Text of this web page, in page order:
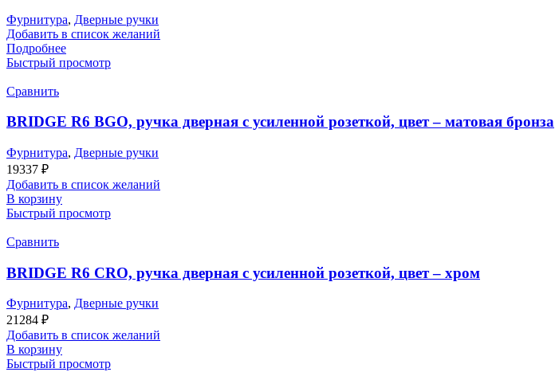
Фурнитура, Дверные ручки
Добавить в список желаний
Подробнее
Быстрый просмотр
Сравнить
BRIDGE R6 BGO, ручка дверная с усиленной розеткой, цвет – матовая бронза
Фурнитура, Дверные ручки
19337 ₽
Добавить в список желаний
В корзину
Быстрый просмотр
Сравнить
BRIDGE R6 CRO, ручка дверная с усиленной розеткой, цвет – хром
Фурнитура, Дверные ручки
21284 ₽
Добавить в список желаний
В корзину
Быстрый просмотр